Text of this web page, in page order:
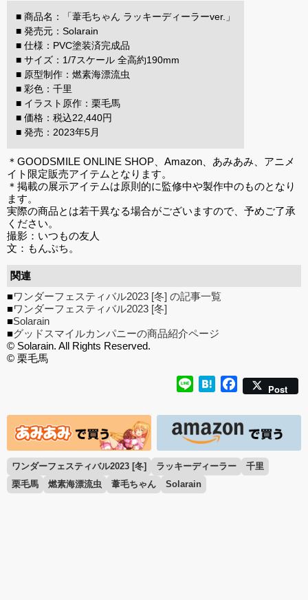
■ 商品名：「葦毛ちゃん ラッキーディーラーver.」
■ 発売元：Solarain
■ 仕様：PVC塗装済完成品
■ サイズ：1/7スケール 全高約190mm
■ 原型制作：燃素海漂流虫
■ 彩色：千里
■ イラスト原作：栗毛馬
■ 価格：税込22,440円
■ 発売：2023年5月
＊GOODSMILE ONLINE SHOP、Amazon、あみあみ、アニメ
イト限定販売アイテムとなります。
＊掲載の展示アイテムは原則的に監修中や製作中のものとなり
ます。
実際の商品とは若干異なる場合がございますので、予めご了承
ください。
撮影：いつもの友人
文：もんぷち。
関連
■ワンダーフェスティバル2023 [冬] の記事一覧
■ワンダーフェスティバル2023 [冬]
■Solarain
■グッドスマイルカンパニーの商品紹介ページ
© Solarain. All Rights Reserved.
© 栗毛馬
Line HatenaFacebook
Post
ワンダーフェスティバル2023 [冬] ラッキーディーラー
千里
栗毛馬
燃素海漂流虫 葦毛ちゃん Solarain